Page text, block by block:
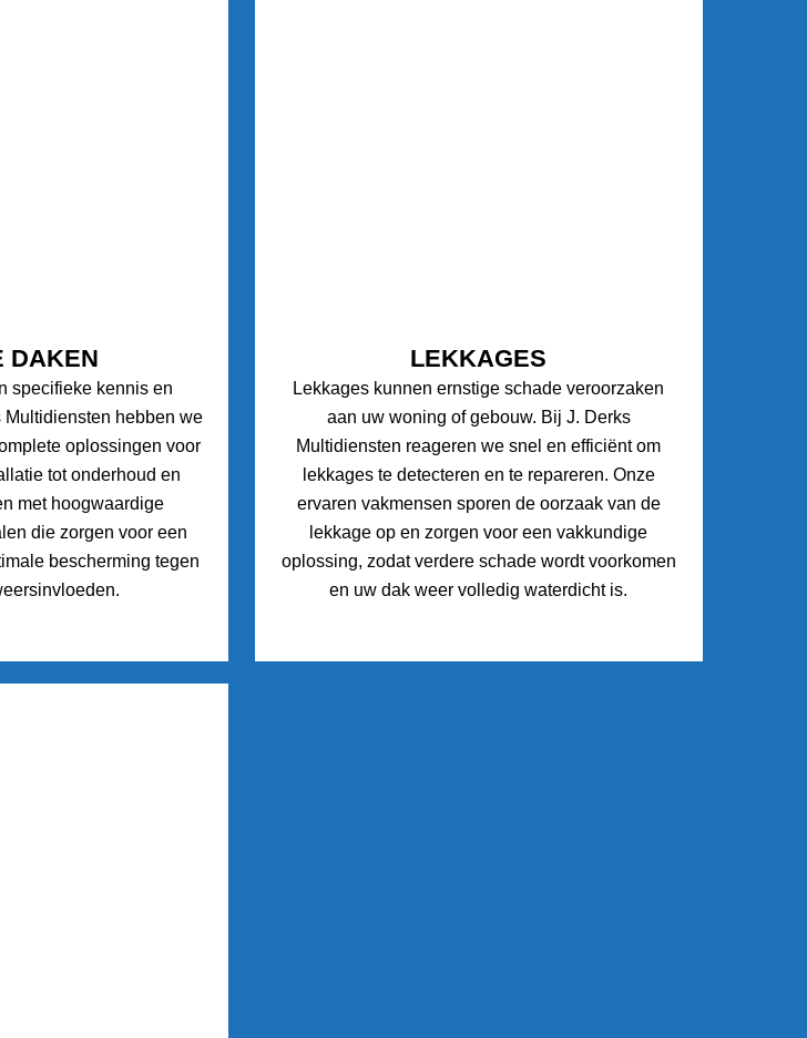
DAKEN
specifieke kennis en
hebben we
oplossingen voor
tot onderhoud en
met hoogwaardige
die zorgen voor een
bescherming tegen
LEKKAGES
Lekkages kunnen ernstige schade veroorzaken
aan uw woning of gebouw. Bij J. Derks
Multidiensten reageren we snel en efficiënt om
lekkages te detecteren en te repareren. Onze
ervaren vakmensen sporen de oorzaak van de
lekkage op en zorgen voor een vakkundige
oplossing, zodat verdere schade wordt voorkomen
en uw dak weer volledig waterdicht is.